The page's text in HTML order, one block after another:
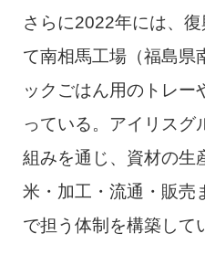
さらに2022年には、
て南相馬工場（福島県
ックごはん用のトレー
っている。アイリスグ
組みを通じ、資材の生
米・加工・流通・販売
で担う体制を構築して